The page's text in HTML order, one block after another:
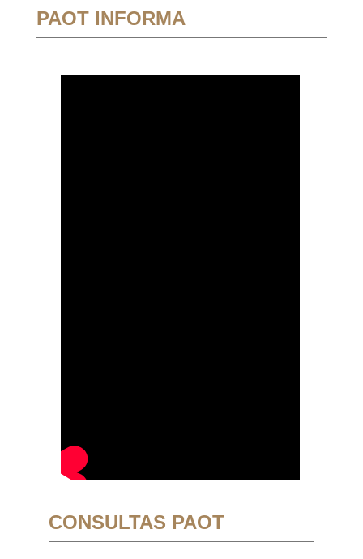
PAOT INFORMA
CONSULTAS PAOT